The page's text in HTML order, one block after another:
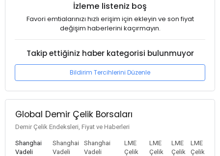
İzleme listeniz boş
Favori emtialarınızı hızlı erişim için ekleyin ve son fiyat
değişim haberlerini kaçırmayın.
Takip ettiğiniz haber kategorisi bulunmuyor
Bildirim Tercihlerini Düzenle
Global Demir Çelik Borsaları
Demir Çelik Endeksleri, Fiyat ve Haberleri
Shanghai
Vadeli
Shanghai
Vadeli
Shanghai
Vadeli
LME
Çelik
LME
Çelik
LME
Çelik
LME
Çelik